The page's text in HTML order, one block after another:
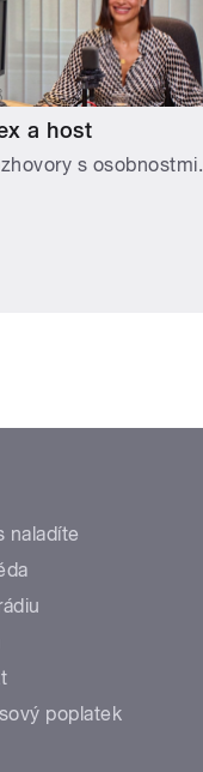
a host
s osobnostmi.
naladíte
poplatek